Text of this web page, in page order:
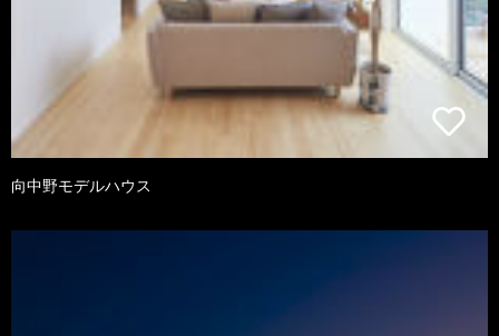
向中野モデルハウス